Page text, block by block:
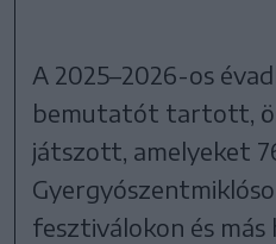
A 2025–2026-os
bemutatót tartott,
játszott, amelyeket
fesztiválokon és más